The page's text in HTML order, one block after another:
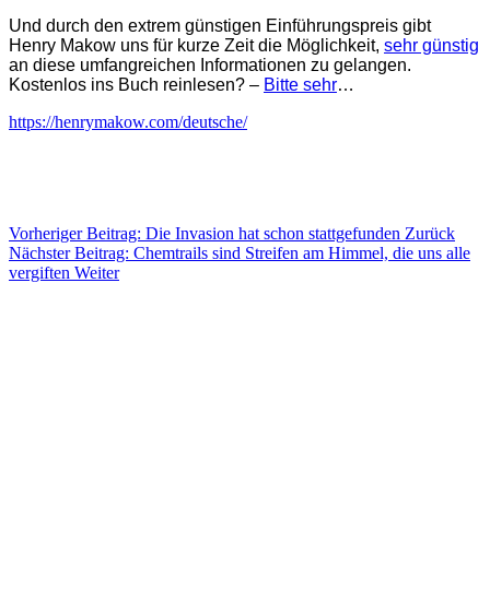
Und durch den extrem günstigen Einführungspreis gibt
Henry Makow uns für kurze Zeit die Möglichkeit, sehr günstig
an diese umfangreichen Informationen zu gelangen.
Kostenlos ins Buch reinlesen? – Bitte sehr…
https://henrymakow.com/deutsche/
Vorheriger Beitrag: Die Invasion hat schon stattgefunden Zurück
Nächster Beitrag: Chemtrails sind Streifen am Himmel, die uns alle
vergiften Weiter